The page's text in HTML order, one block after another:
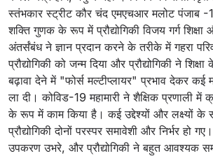
स्तंभकार स्ट्रीट कौर चंद एमएचआर मलोट पंजाब -
शक्ति गुणक के रूप में प्रौद्योगिकी विजय गर्ग शिक्षा
अंतर्संबंध ने ज्ञान प्रदान करने के तरीके में गहरा
प्रौद्योगिकी को जन्म दिया और प्रौद्योगिकी ने
बढ़ावा देने में "फोर्स मल्टीप्लायर" प्रभाव देकर कई
ला दी। कोविड-19 महामारी ने शैक्षिक प्रणाली में
के रूप में काम किया है। कई उद्देश्यों और लक्ष्यों के
प्रौद्योगिकी दोनों परस्पर समावेशी और निर्भर हो
उपकरण उभरे, और प्रौद्योगिकी ने बहुत आवश्यक